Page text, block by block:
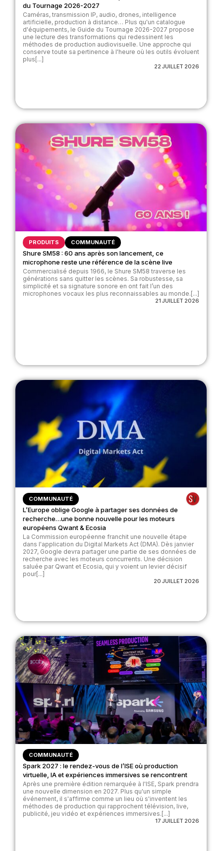
du Tournage 2026-2027
Caméras, transmission IP, audio, drones, intelligence
artificielle, production à distance… Plus qu'un catalogue
d'équipements, le Guide du Tournage 2026-2027 propose
une lecture des transformations qui redessinent les
méthodes de production audiovisuelle. Une approche qui
conserve toute sa pertinence à l'heure où les outils évoluent
plus[...]
22 JUILLET 2026
PRODUITS COMMUNAUTÉ
Shure SM58 : 60 ans après son lancement, ce
microphone reste une référence de la scène live
Commercialisé depuis 1966, le Shure SM58 traverse les
générations sans quitter les scènes. Sa robustesse, sa
simplicité et sa signature sonore en ont fait l’un des
microphones vocaux les plus reconnaissables au monde.[...]
21 JUILLET 2026
COMMUNAUTÉ
L’Europe oblige Google à partager ses données de
recherche…une bonne nouvelle pour les moteurs
européens Qwant & Ecosia
La Commission européenne franchit une nouvelle étape
dans l'application du Digital Markets Act (DMA). Dès janvier
2027, Google devra partager une partie de ses données de
recherche avec les moteurs concurrents. Une décision
saluée par Qwant et Ecosia, qui y voient un levier décisif
pour[...]
20 JUILLET 2026
COMMUNAUTÉ
Spark 2027 : le rendez-vous de l’ISE où production
virtuelle, IA et expériences immersives se rencontrent
Après une première édition remarquée à l'ISE, Spark prendra
une nouvelle dimension en 2027. Plus qu'un simple
événement, il s'affirme comme un lieu où s'inventent les
méthodes de production qui rapprochent télévision, live,
publicité, jeu vidéo et expériences immersives.[...]
17 JUILLET 2026